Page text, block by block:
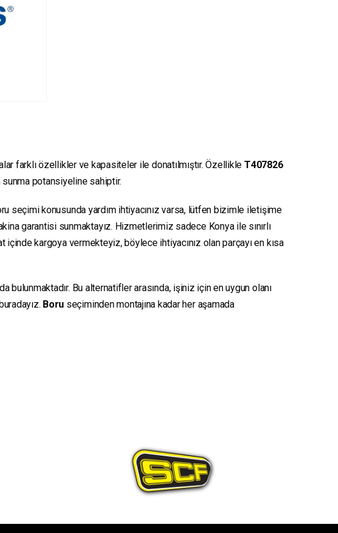
farklı özellikler ve kapasiteler ile donatılmıştır. Özellikle T407826
sunma potansiyeline sahiptir.
seçimi konusunda yardım ihtiyacınız varsa, lütfen bizimle iletişime
garantisi sunmaktayız. Hizmetlerimiz sadece Konya ile sınırlı
kargoya vermekteyiz, böylece ihtiyacınız olan parçayı en kısa
bulunmaktadır. Bu alternatifler arasında, işiniz için en uygun olanı
Boru seçiminden montajına kadar her aşamada